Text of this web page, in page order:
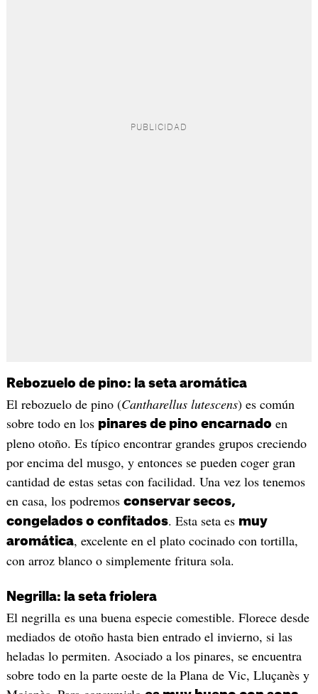
Rebozuelo de pino: la seta aromática
El rebozuelo de pino (Cantharellus lutescens) es común
sobre todo en los pinares de pino encarnado en
pleno otoño. Es típico encontrar grandes grupos creciendo
por encima del musgo, y entonces se pueden coger gran
cantidad de estas setas con facilidad. Una vez los tenemos
en casa, los podremos conservar secos,
congelados o confitados. Esta seta es muy
aromática, excelente en el plato cocinado con tortilla,
con arroz blanco o simplemente fritura sola.
Negrilla: la seta friolera
El negrilla es una buena especie comestible. Florece desde
mediados de otoño hasta bien entrado el invierno, si las
heladas lo permiten. Asociado a los pinares, se encuentra
sobre todo en la parte oeste de la Plana de Vic, Lluçanès y